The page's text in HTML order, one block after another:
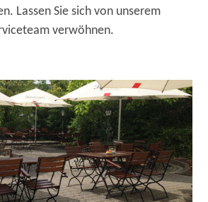
Lassen Sie sich von unserem
verwöhnen.